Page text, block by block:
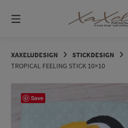
zum
Inhalt
XAXELUDESIGN STICKDESIGN
TROPICAL FEELING STICK 10×10
Save